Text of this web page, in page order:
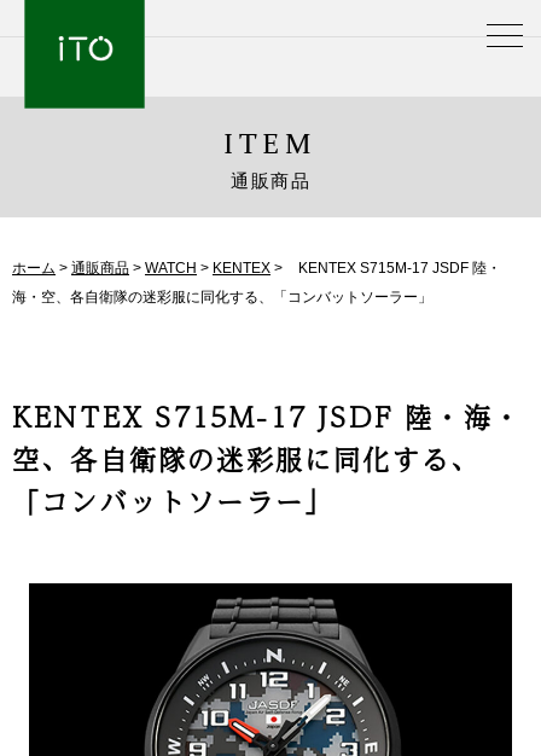
ITEM
通販商品
ホーム > 通販商品 > WATCH > KENTEX >
KENTEX S715M-17 JSDF 陸・
海・空、各自衛隊の迷彩服に同化する、「コンバットソーラー」
KENTEX S715M-17 JSDF 陸・海・
空、各自衛隊の迷彩服に同化する、
「コンバットソーラー」